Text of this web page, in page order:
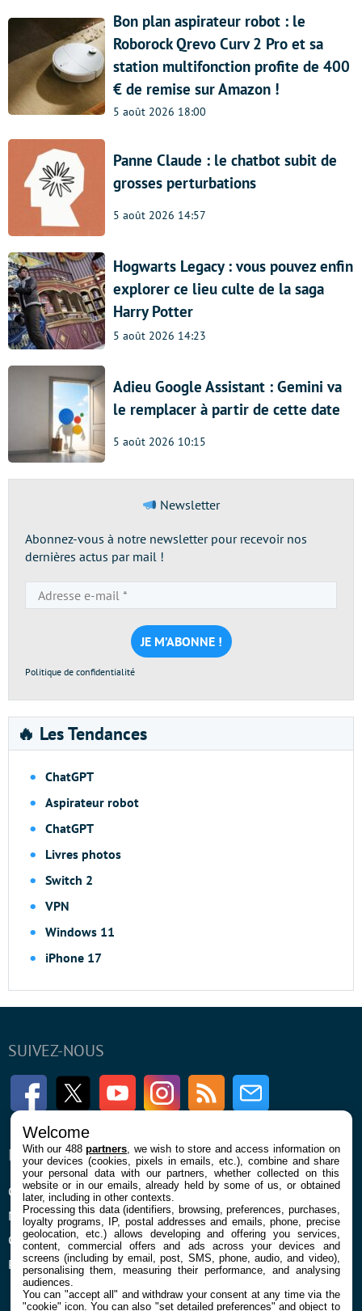
Bon plan aspirateur robot : le
Roborock Qrevo Curv 2 Pro et sa
station multifonction profite de 400
€ de remise sur Amazon !
5 août 2026 18:00
Panne Claude : le chatbot subit de
grosses perturbations
5 août 2026 14:57
Hogwarts Legacy : vous pouvez enfin
explorer ce lieu culte de la saga
Harry Potter
5 août 2026 14:23
Adieu Google Assistant : Gemini va
le remplacer à partir de cette date
5 août 2026 10:15
Newsletter
Abonnez-vous à notre newsletter pour recevoir nos
dernières actus par mail !
e-
mail
*
Politique de confidentialité
🔥 Les Tendances
ChatGPT
Aspirateur robot
ChatGPT
Livres photos
Switch 2
VPN
Windows 11
iPhone 17
SUIVEZ-NOUS
FacebookTwitter Youtube InstagramRSS Newsletter
ENTREPRISE
Qui sommes nous
Mentions légales et CGU
Confidentialité et Cookies
Préférences cookies
À PROPOS
La rédaction
Contact
Welcome
With our 488partners , we wish to store and access information on
your devices (cookies, pixels in emails, etc.), combine and share
your personal data with our partners, whether collected on this
website or in our emails, already held by some of us, or obtained
later, including in other contexts.
Processing this data (identifiers, browsing, preferences, purchases,
loyalty programs, IP, postal addresses and emails, phone, precise
geolocation, etc.) allows developing and offering you services,
content, commercial offers and ads across your devices and
screens (including by email, post, SMS, phone, audio, and video),
personalising them, measuring their performance, and analysing
audiences.
You can "accept all" and withdraw your consent at any time via the
"cookie" icon. You can also "set detailed preferences" and object to